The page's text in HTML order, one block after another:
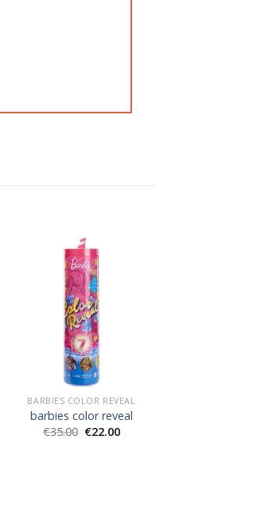
BARBIES COLOR REVEAL
barbies color reveal
€35.00 €22.00